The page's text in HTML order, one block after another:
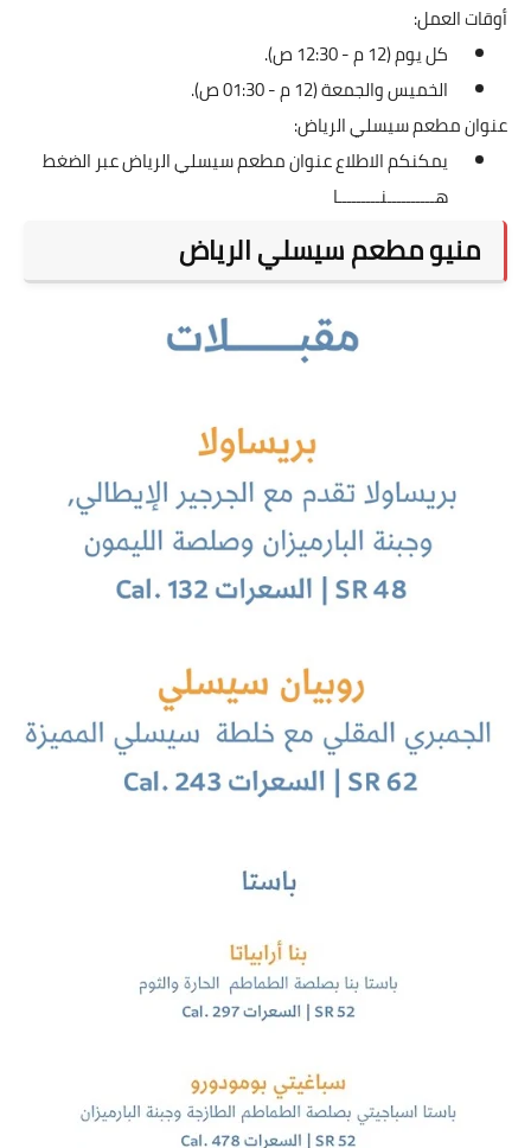
أوقات العمل:
كل يوم (12 م - 12:30 ص).
الخميس والجمعة (12 م - 01:30 ص).
عنوان مطعم سيسلي الرياض:
يمكنكم الاطلاع عنوان مطعم سيسلي الرياض عبر الضغط
هــــــــــنـــــــــا
منيو مطعم سيسلي الرياض